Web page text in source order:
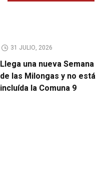
31 JULIO, 2026
Llega una nueva Semana
de las Milongas y no está
incluída la Comuna 9